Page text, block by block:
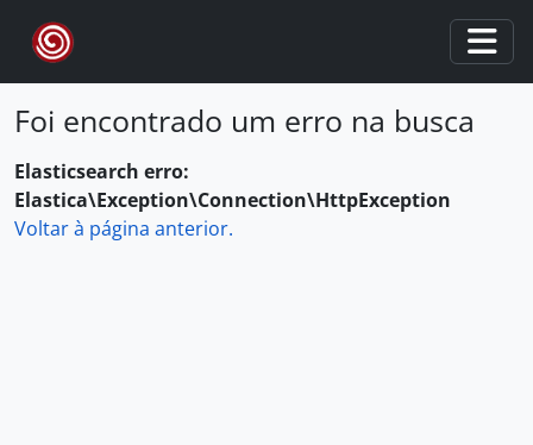
Skip to main content
Foi encontrado um erro na busca
Elasticsearch erro:
Elastica\Exception\Connection\HttpException
Voltar à página anterior.